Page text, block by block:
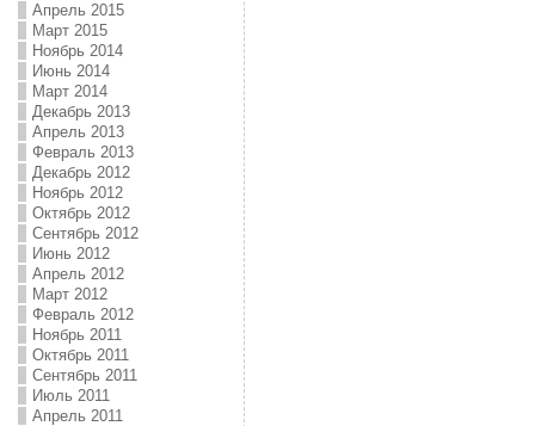
Апрель 2015
Март 2015
Ноябрь 2014
Июнь 2014
Март 2014
Декабрь 2013
Апрель 2013
Февраль 2013
Декабрь 2012
Ноябрь 2012
Октябрь 2012
Сентябрь 2012
Июнь 2012
Апрель 2012
Март 2012
Февраль 2012
Ноябрь 2011
Октябрь 2011
Сентябрь 2011
Июль 2011
Апрель 2011